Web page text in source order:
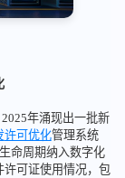
年涌现出一批新
许可优化管理系统
命周期纳入数字化
可证使用情况，包